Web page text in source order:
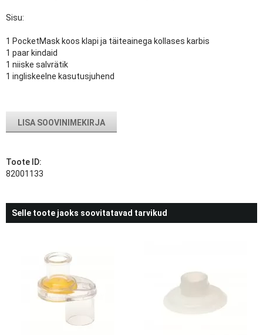
Sisu:
1 PocketMask koos klapi ja täiteainega kollases karbis
1 paar kindaid
1 niiske salvrätik
1 ingliskeelne kasutusjuhend
LISA SOOVINIMEKIRJA
Toote ID:
82001133
Selle toote jaoks soovitatavad tarvikud